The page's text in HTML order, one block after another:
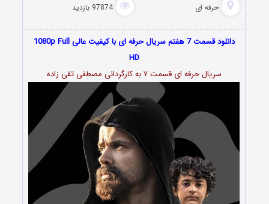
حرفه ای 97874 بازدید
دانلود قسمت 7 هفتم سریال حرفه ای با کیفیت عالی 1080p Full
HD
سریال حرفه ای قسمت ۷ به کارگردانی مصطفی تقی زاده